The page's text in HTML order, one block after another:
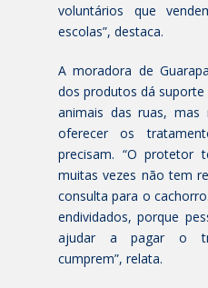
voluntários que
escolas”, destaca.
A moradora de
dos produtos dá
animais das ruas,
oferecer os
precisam. “O protetor
muitas vezes não tem
consulta para o
endividados, porque
ajudar a pagar o
cumprem”, relata.